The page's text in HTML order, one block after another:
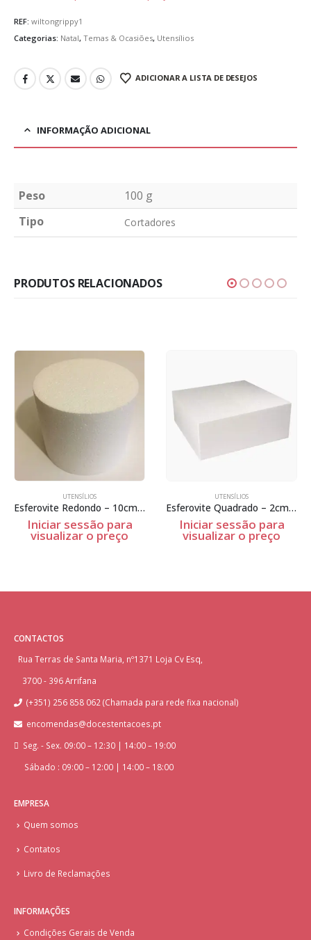
REF: wiltongrippy1
Categorias: Natal, Temas & Ocasiões, Utensílios
ADICIONAR A LISTA DE DESEJOS
INFORMAÇÃO ADICIONAL
Peso
100 g
Tipo
Cortadores
PRODUTOS RELACIONADOS
UTENSÍLIOS
Esferovite Redondo – 10cm Espessura
Iniciar sessão para
visualizar o preço
UTENSÍLIOS
Esferovite Quadrado – 2cm Espessura
Iniciar sessão para
visualizar o preço
CONTACTOS
Rua Terras de Santa Maria, nº1371 Loja Cv Esq,
3700 - 396 Arrifana
(+351) 256 858 062 (Chamada para rede fixa nacional)
encomendas@docestentacoes.pt
Seg. - Sex. 09:00 – 12:30 | 14:00 – 19:00
Sábado : 09:00 – 12:00 | 14:00 – 18:00
EMPRESA
Quem somos
Contatos
Livro de Reclamações
INFORMAÇÕES
Condições Gerais de Venda